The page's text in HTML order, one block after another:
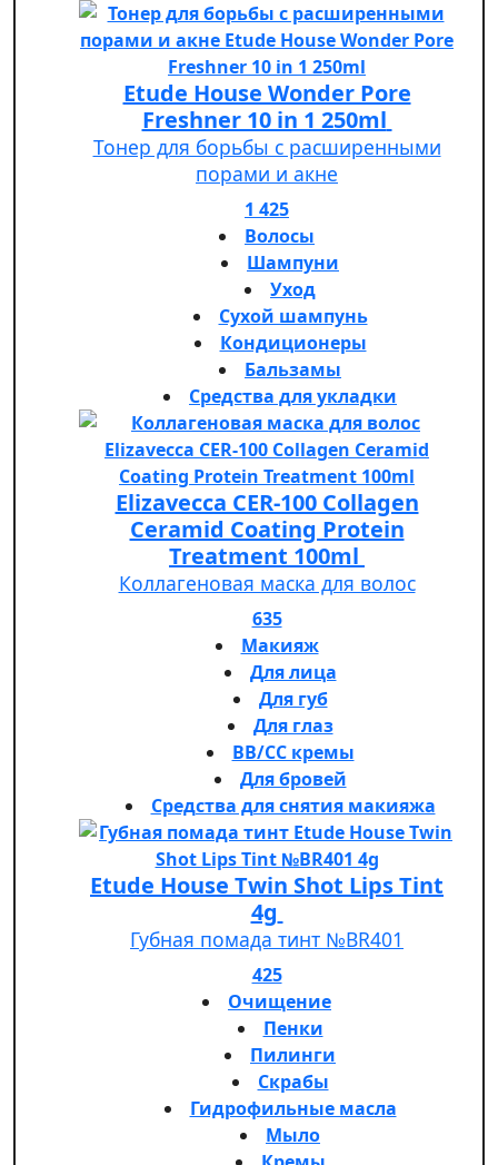
Etude House Wonder Pore
Freshner 10 in 1 250ml
Тонер для борьбы с расширенными
порами и акне
1 425
Волосы
Шампуни
Уход
Сухой шампунь
Кондиционеры
Бальзамы
Средства для укладки
Elizavecca CER-100 Collagen
Ceramid Coating Protein
Treatment 100ml
Коллагеновая маска для волос
635
Макияж
Для лица
Для губ
Для глаз
BB/CC кремы
Для бровей
Средства для снятия макияжа
Etude House Twin Shot Lips Tint
4g
Губная помада тинт №BR401
425
Очищение
Пенки
Пилинги
Скрабы
Гидрофильные масла
Мыло